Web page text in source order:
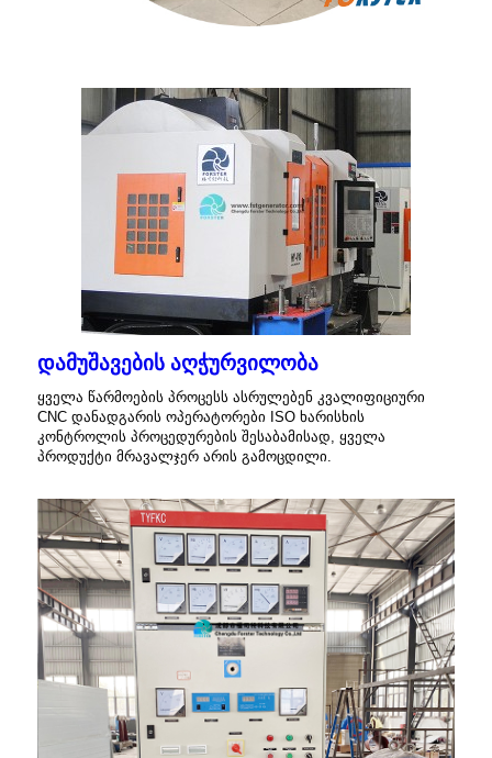
დამუშავების აღჭურვილობა
ყველა წარმოების პროცესს ასრულებენ კვალიფიციური
CNC დანადგარის ოპერატორები ISO ხარისხის
კონტროლის პროცედურების შესაბამისად, ყველა
პროდუქტი მრავალჯერ არის გამოცდილი.